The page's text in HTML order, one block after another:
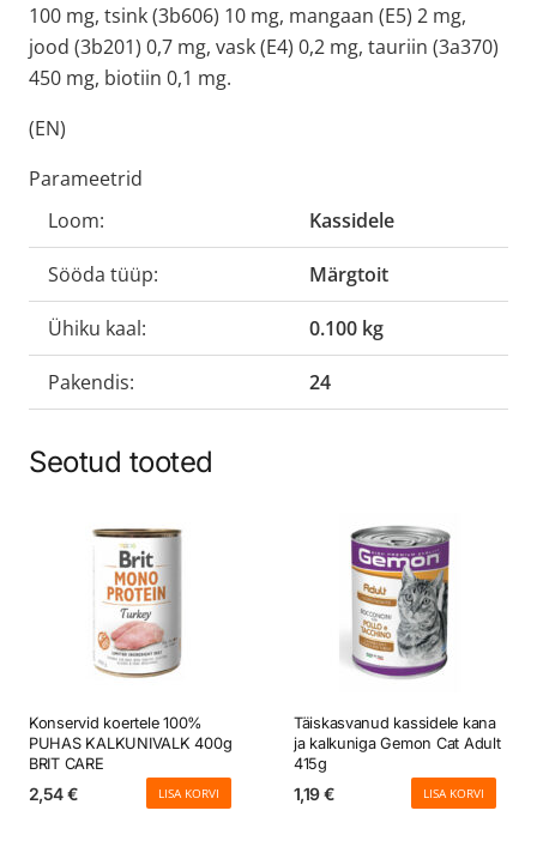
100 mg, tsink (3b606) 10 mg, mangaan (E5) 2 mg,
jood (3b201) 0,7 mg, vask (E4) 0,2 mg, tauriin (3a370)
450 mg, biotiin 0,1 mg.
(EN)
Parameetrid
Loom:
Kassidele
Sööda tüüp: Märgtoit
Ühiku kaal: 0.100 kg
Pakendis: 24
Seotud tooted
Konservid koertele 100%
PUHAS KALKUNIVALK 400g
BRIT CARE
2,54€ LISA KORVI
Täiskasvanud kassidele kana
ja kalkuniga Gemon Cat Adult
415g
1,19€ LISA KORVI